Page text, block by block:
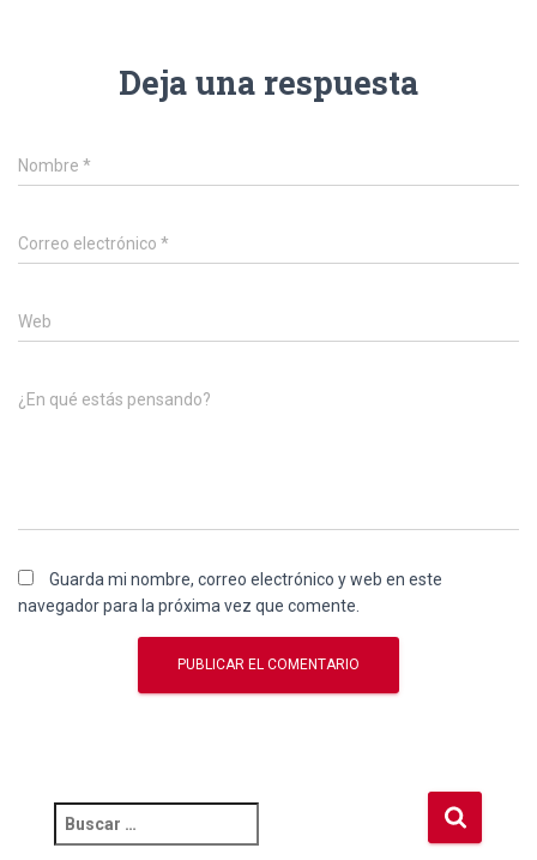
Deja una respuesta
Nombre *
Correo electrónico *
Web
¿En qué estás pensando?
Guarda mi nombre, correo electrónico y web en este
navegador para la próxima vez que comente.
u